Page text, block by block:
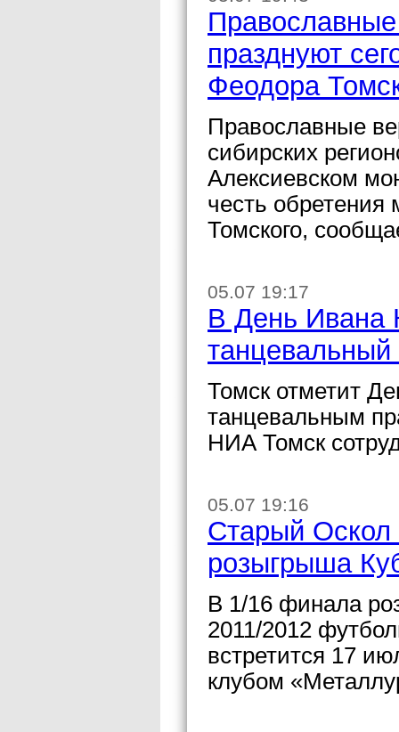
празднуют
Феодора
Православные
сибирских
Алексиевском
честь обретения
Томского,
05.07 19:17
В День Ивана
танцевальный
Томск отметит
танцевальным
НИА Томск
05.07 19:16
Старый
розыгрыша
В 1/16 финала
2011/2012
встретится 17
клубом